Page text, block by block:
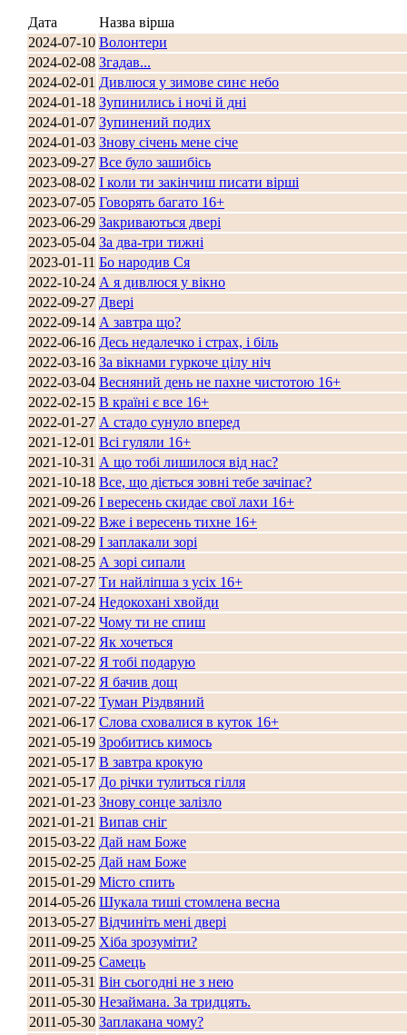
Стамбул 2010
Стамбул 2010
Стамбул 2010
Стамбул 2010
Стамбул 2010
Стамбул 2010
Дата
Назва вірша
2024-07-10 Волонтери
2024-02-08 Згадав...
2024-02-01 Дивлюся у зимове синє небо
2024-01-18 Зупинились і ночі й дні
2024-01-07 Зупинений подих
2024-01-03 Знову січень мене січе
2023-09-27 Все було зашибісь
2023-08-02 І коли ти закінчиш писати вірші
2023-07-05 Говорять багато 16+
2023-06-29 Закриваються двері
2023-05-04 За два-три тижні
2023-01-11 Бо народив Ся
2022-10-24 А я дивлюся у вікно
2022-09-27 Двері
2022-09-14 А завтра що?
2022-06-16 Десь недалечко і страх, і біль
2022-03-16 За вікнами гуркоче цілу ніч
2022-03-04 Весняний день не пахне чистотою 16+
2022-02-15 В країні є все 16+
2022-01-27 А стадо сунуло вперед
2021-12-01 Всі гуляли 16+
2021-10-31 А що тобі лишилося від нас?
2021-10-18 Все, що діється зовні тебе зачіпає?
2021-09-26 І вересень скидає свої лахи 16+
2021-09-22 Вже і вересень тихне 16+
2021-08-29 І заплакали зорі
2021-08-25 А зорі сипали
2021-07-27 Ти найліпша з усіх 16+
2021-07-24 Недокохані хвойди
2021-07-22 Чому ти не спиш
2021-07-22 Як хочеться
2021-07-22 Я тобі подарую
2021-07-22 Я бачив дощ
2021-07-22 Туман Різдвяний
2021-06-17 Слова сховалися в куток 16+
2021-05-19 Зробитись кимось
2021-05-17 В завтра крокую
2021-05-17 До річки тулиться гілля
2021-01-23 Знову сонце залізло
2021-01-21 Випав сніг
2015-03-22 Дай нам Боже
2015-02-25 Дай нам Боже
2015-01-29 Місто спить
2014-05-26 Шукала тиші стомлена весна
2013-05-27 Відчиніть мені двері
2011-09-25 Хіба зрозуміти?
2011-09-25 Самець
2011-05-31 Він сьогодні не з нею
2011-05-30 Незаймана. За тридцять.
2011-05-30 Заплакана чому?